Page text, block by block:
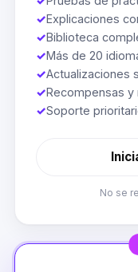
✓Explicaciones
✓Biblioteca
✓Más de 20
✓Actualizaciones
✓Recompensas y
✓Soporte
No se